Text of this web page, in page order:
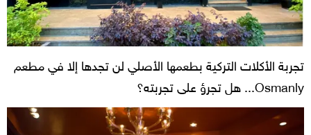
تجربة الأكلات التركية بطعمها الأصلي لن تجدها إلا في مطعم
Osmanly... هل تجرؤ على تجربته؟